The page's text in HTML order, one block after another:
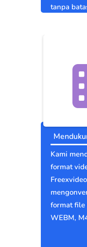
tanpa
Kami
format
format file
WEBM,